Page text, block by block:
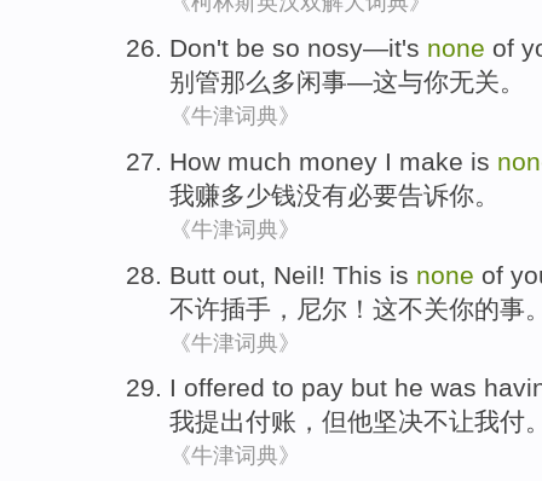
Don't be so nosy—it's none of
别管那么多闲事—这与你无关。
《牛津词典》
How much money I make is
我赚多少钱没有必要告诉你。
《牛津词典》
Butt out Neil! This is none of
不许插手 ， 尼尔 ！ 这不关你的事
《牛津词典》
I offered to pay but he was
我提出付账 ， 但他坚决不让我付
《牛津词典》